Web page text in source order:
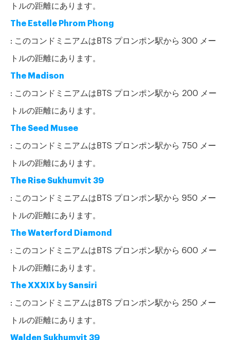
トルの距離にあります。
The Estelle Phrom Phong
: このコンドミニアムはBTS プロンポン駅から 300 メー
トルの距離にあります。
The Madison
: このコンドミニアムはBTS プロンポン駅から 200 メー
トルの距離にあります。
The Seed Musee
: このコンドミニアムはBTS プロンポン駅から 750 メー
トルの距離にあります。
The Rise Sukhumvit 39
: このコンドミニアムはBTS プロンポン駅から 950 メー
トルの距離にあります。
The Waterford Diamond
: このコンドミニアムはBTS プロンポン駅から 600 メー
トルの距離にあります。
The XXXIX by Sansiri
: このコンドミニアムはBTS プロンポン駅から 250 メー
トルの距離にあります。
Walden Sukhumvit 39